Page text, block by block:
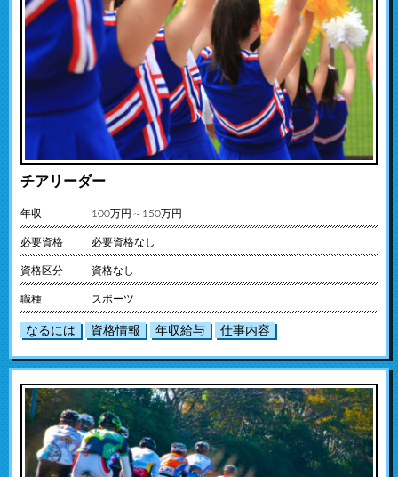
チアリーダー
年収 100万円～150万円
必要資格 必要資格なし
資格区分 資格なし
職種 スポーツ
なるには 資格情報 年収給与 仕事内容